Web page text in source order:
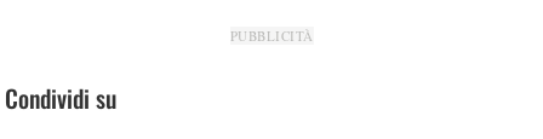
PUBBLICITÀ
Condividi su